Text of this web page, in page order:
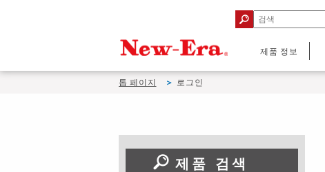
제품 정보
톱 페이지 로그인
제품 검색